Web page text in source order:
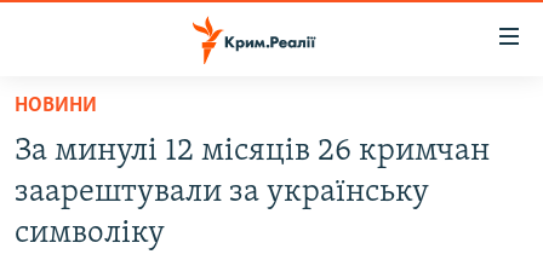
Перейти
основного
матеріалу
Перейти
до
ВОДА.КРИМ
ВІДЕО ТА ФОТО
НОВИНИ
За минулі 12 місяців 26 кримчан
заарештували за українську
символіку